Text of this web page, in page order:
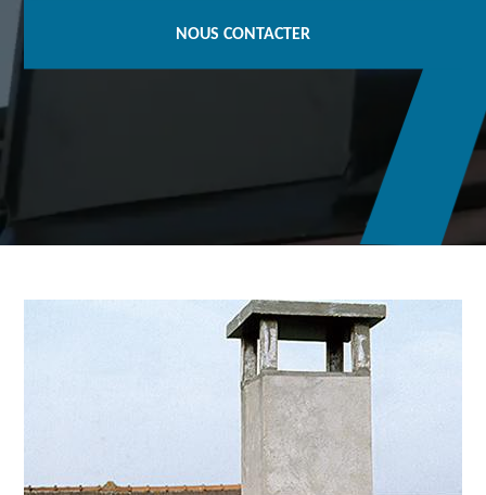
NOUS CONTACTER